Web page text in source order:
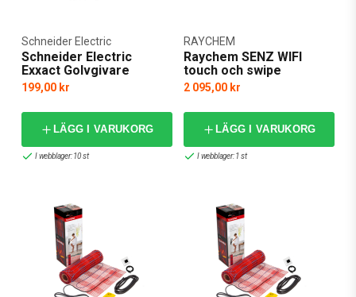
Schneider Electric
Exxact Golvgivare
Touchtermostat
Schneider Electric
199,00 kr
LÄGG I VARUKORG
I webblager: 10 st
Raychem SENZ WIFI
touch och swipe
golvvärmetermostat
RAYCHEM
2 095,00 kr
LÄGG I VARUKORG
I webblager: 1 st